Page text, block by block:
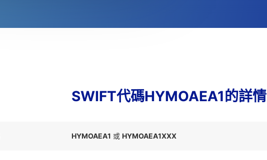
SWIFT代碼HYMOAEA1的詳情
HYMOAEA1 或 HYMOAEA1XXX